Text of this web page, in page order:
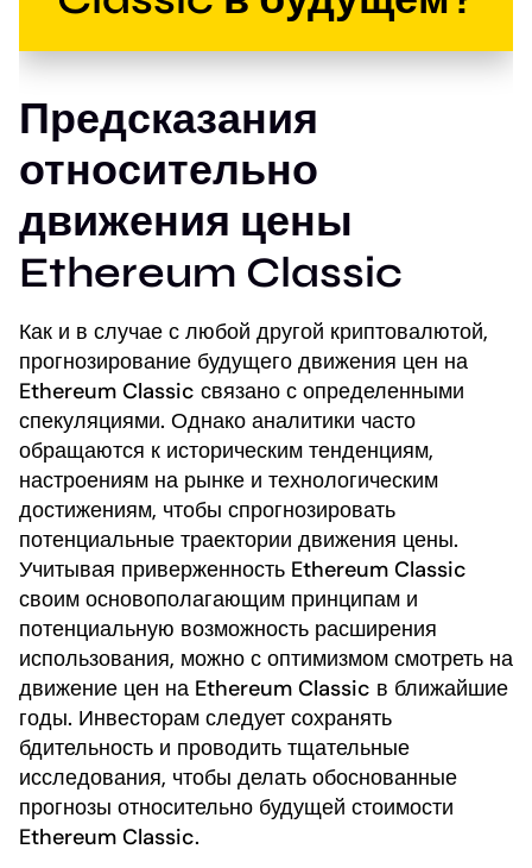
Предсказания
относительно
движения цены
Ethereum Classic
Как и в случае с любой другой криптовалютой,
прогнозирование будущего движения цен на
Ethereum Classic связано с определенными
спекуляциями. Однако аналитики часто
обращаются к историческим тенденциям,
настроениям на рынке и технологическим
достижениям, чтобы спрогнозировать
потенциальные траектории движения цены.
Учитывая приверженность Ethereum Classic
своим основополагающим принципам и
потенциальную возможность расширения
использования, можно с оптимизмом смотреть на
движение цен на Ethereum Classic в ближайшие
годы. Инвесторам следует сохранять
бдительность и проводить тщательные
исследования, чтобы делать обоснованные
прогнозы относительно будущей стоимости
Ethereum Classic.